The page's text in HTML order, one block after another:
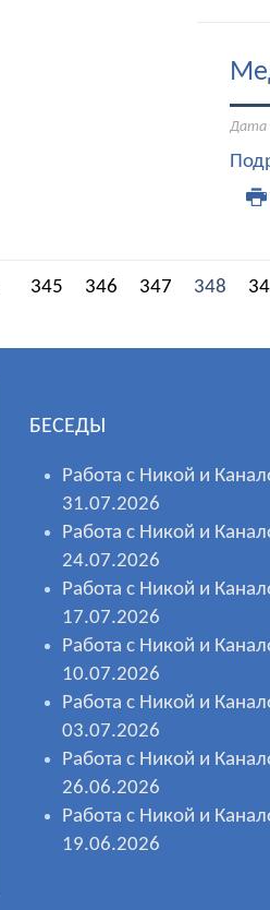
Дата
345 346 347 348
БЕСЕДЫ
Работа с Никой и
31.07.2026
Работа с Никой и
24.07.2026
Работа с Никой и
17.07.2026
Работа с Никой и
10.07.2026
Работа с Никой и
03.07.2026
Работа с Никой и
26.06.2026
Работа с Никой и
19.06.2026